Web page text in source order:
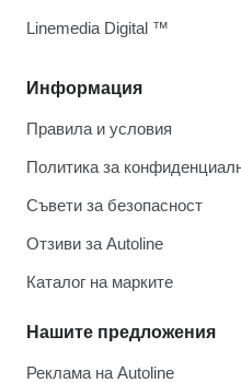
Информация
Правила и условия
Политика за
Съвети за безопасност
Отзиви за Autoline
Каталог на марките
Нашите предложения
Реклама на Autoline
Linemedia Digital ™